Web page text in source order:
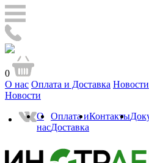
0
О нас Оплата и Доставка Новости
Новости
О
нас
Оплата и
Доставка
Контакты